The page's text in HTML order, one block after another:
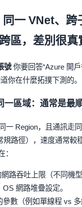
一 VNet、跨
區，差別很真
號你要回答“Azure 開
你在什麼拓撲下測的。
一區域：通常是最
一 Region，且通訊走
規路徑），速度通常較
：
路吞吐上限（不同機型
網路堆疊設定。
數（例如單線程 vs 多